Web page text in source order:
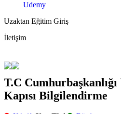
Udemy
Uzaktan Eğitim Giriş
İletişim
T.C
Kapısı Bilgilendirme